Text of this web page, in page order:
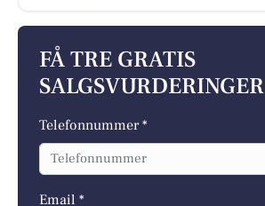
FÅ TRE GRATIS
SALGSVURDERINGER
Telefonnummer *
Email *